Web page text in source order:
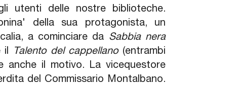
utenti delle nostre biblioteche.
della sua protagonista, un
a cominciare da Sabbia nera
il Talento del cappellano(entrambi
anche il motivo. La vicequestore
del Commissario Montalbano.